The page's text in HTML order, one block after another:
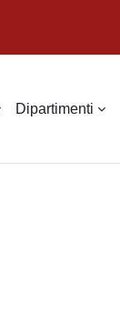
Dipartimenti